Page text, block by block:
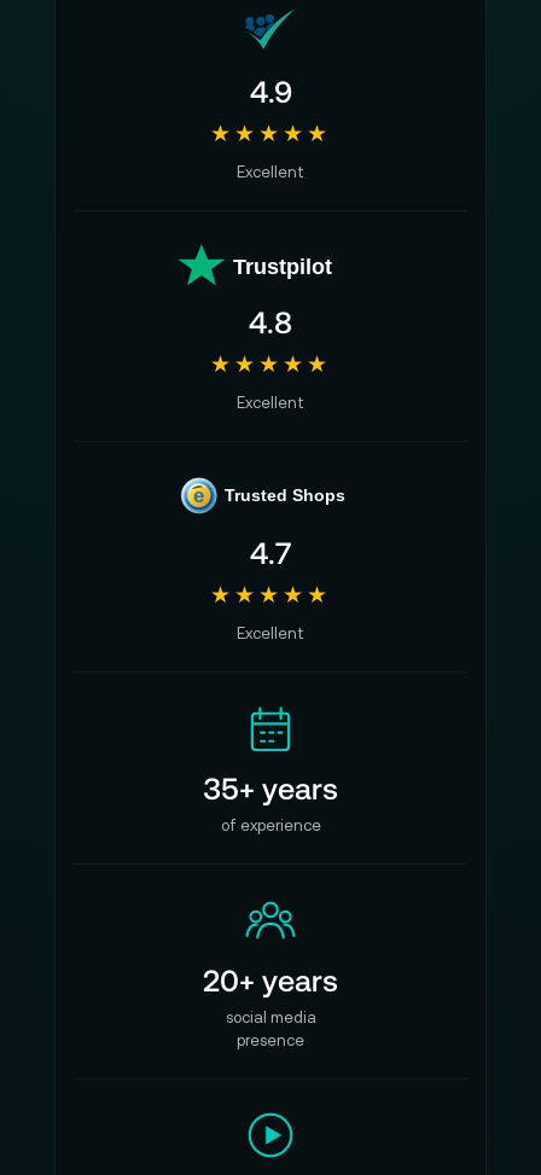
4.9
★★★★★
Excellent
Trustpilot
4.8
★★★★★
Excellent
e Trusted Shops
4.7
★★★★★
Excellent
35+ years
of experience
20+ years
social media
presence